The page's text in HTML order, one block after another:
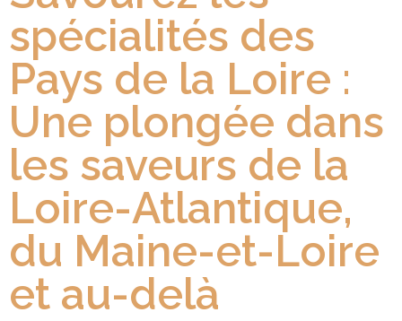
spécialités des
Pays de la Loire :
Une plongée dans
les saveurs de la
Loire-Atlantique,
du Maine-et-Loire
et au-delà